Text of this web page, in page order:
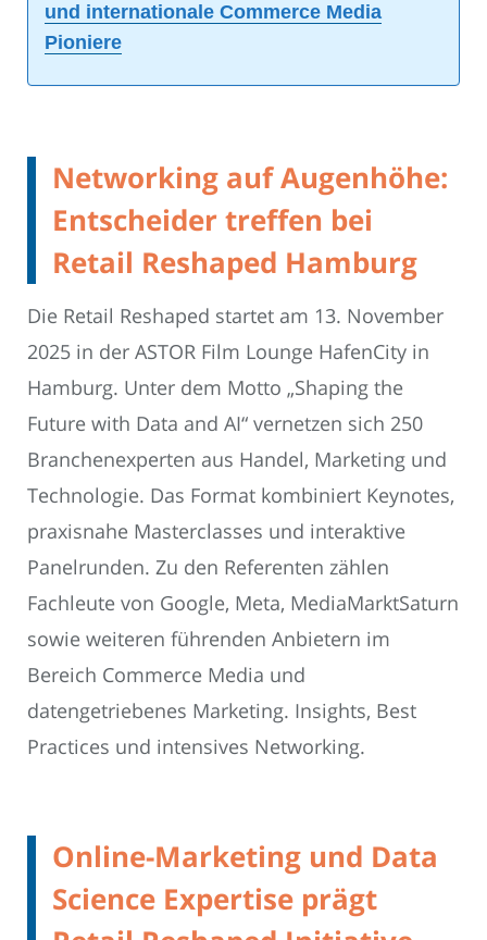
und internationale Commerce Media
Pioniere
Networking auf Augenhöhe:
Entscheider treffen bei
Retail Reshaped Hamburg
Die Retail Reshaped startet am 13. November
2025 in der ASTOR Film Lounge HafenCity in
Hamburg. Unter dem Motto „Shaping the
Future with Data and AI“ vernetzen sich 250
Branchenexperten aus Handel, Marketing und
Technologie. Das Format kombiniert Keynotes,
praxisnahe Masterclasses und interaktive
Panelrunden. Zu den Referenten zählen
Fachleute von Google, Meta, MediaMarktSaturn
sowie weiteren führenden Anbietern im
Bereich Commerce Media und
datengetriebenes Marketing. Insights, Best
Practices und intensives Networking.
Online-Marketing und Data
Science Expertise prägt